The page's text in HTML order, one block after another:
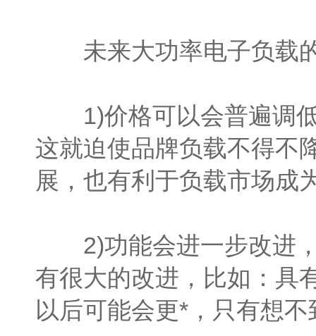
未来大功率电子负载
1)价格可以会普遍调低
这就迫使品牌负载不得不
展，也有利于负载市场成
2)功能会进一步改进，
有很大的改进，比如：具
以后可能会更*，只有想